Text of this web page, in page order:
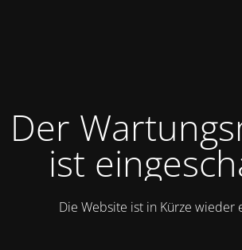
Der
ist
Die Website ist in Kürze wieder